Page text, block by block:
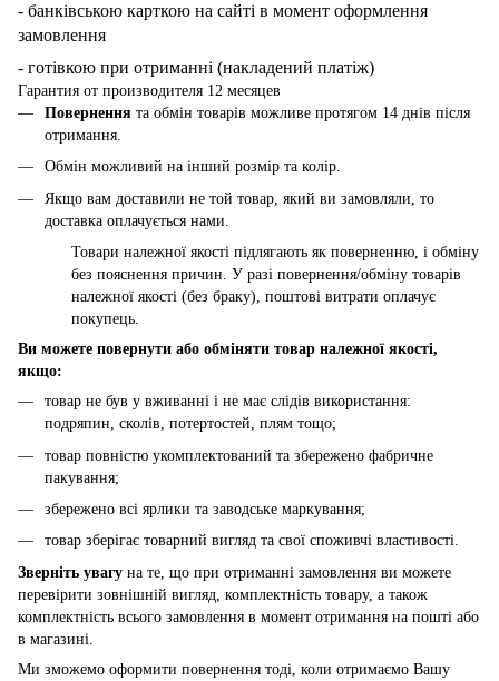
- банківською карткою на сайті в момент оформлення
замовлення
- готівкою при отриманні (накладений платіж)
Гарантия от производителя 12 месяцев
Повернення та обмін товарів можливе протягом 14 днів після
отримання.
Обмін можливий на інший розмір та колір.
Якщо вам доставили не той товар, який ви замовляли, то
доставка оплачується нами.
Товари належної якості підлягають як поверненню, і обміну
без пояснення причин. У разі повернення/обміну товарів
належної якості (без браку), поштові витрати оплачує
покупець.
Ви можете повернути або обміняти товар належної якості,
якщо:
товар не був у вживанні і не має слідів використання:
подряпин, сколів, потертостей, плям тощо;
товар повністю укомплектований та збережено фабричне
пакування;
збережено всі ярлики та заводське маркування;
товар зберігає товарний вигляд та свої споживчі властивості.
Зверніть увагу на те, що при отриманні замовлення ви можете
перевірити зовнішній вигляд, комплектність товару, а також
комплектність всього замовлення в момент отримання на пошті або
в магазині.
Ми зможемо оформити повернення тоді, коли отримаємо Вашу